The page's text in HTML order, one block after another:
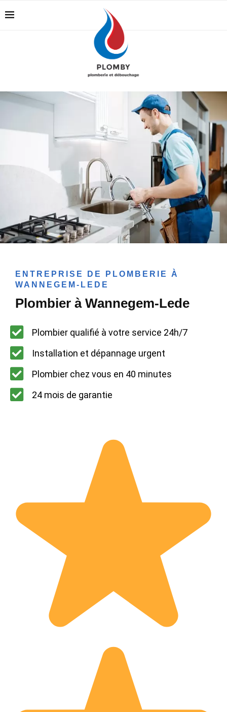
ENTREPRISE DE PLOMBERIE À
WANNEGEM-LEDE
Plombier à Wannegem-Lede
Plombier qualifié à votre service 24h/7
Installation et dépannage urgent
Plombier chez vous en 40 minutes
24 mois de garantie